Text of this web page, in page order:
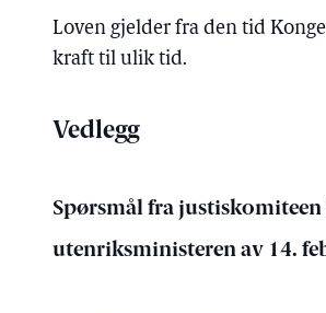
Loven gjelder fra den tid
kraft til ulik tid.
Vedlegg
Spørsmål fra
utenriksministeren av 14.